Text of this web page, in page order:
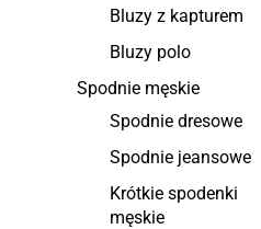
Bluzy z kapturem
Bluzy polo
Spodnie męskie
Spodnie dresowe
Spodnie jeansowe
Krótkie spodenki
męskie